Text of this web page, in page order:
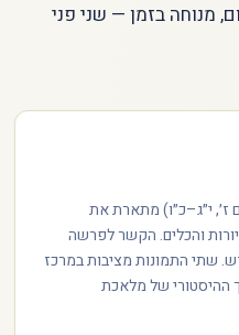
מנוחה בזמן — שני פני
י״ג–כ״ו) מתארת את
והכלים. הקשר לפרשה
שתי התמונות מציבות במרכז
ההיסטורי של מלאכת